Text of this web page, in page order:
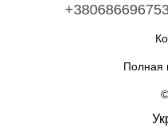
Полная